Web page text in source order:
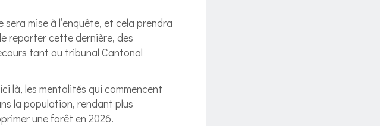
mise à l’enquête, et cela prendra
reporter cette dernière, des
tant au tribunal Cantonal
là, les mentalités qui commencent
la population, rendant plus
une forêt en 2026.